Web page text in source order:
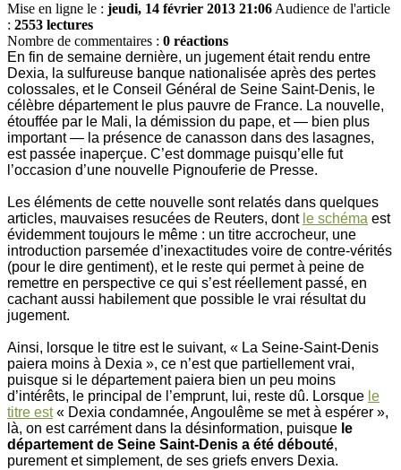
Mise en ligne le : jeudi, 14 février 2013 21:06 Audience de l'article
: 2553 lectures
Nombre de commentaires : 0 réactions
En fin de semaine dernière, un jugement était rendu entre
Dexia, la sulfureuse banque nationalisée après des pertes
colossales, et le Conseil Général de Seine Saint-Denis, le
célèbre département le plus pauvre de France. La nouvelle,
étouffée par le Mali, la démission du pape, et — bien plus
important — la présence de canasson dans des lasagnes,
est passée inaperçue. C’est dommage puisqu’elle fut
l’occasion d’une nouvelle Pignouferie de Presse.
Les éléments de cette nouvelle sont relatés dans quelques
articles, mauvaises resucées de Reuters, dont le schéma est
évidemment toujours le même : un titre accrocheur, une
introduction parsemée d’inexactitudes voire de contre-vérités
(pour le dire gentiment), et le reste qui permet à peine de
remettre en perspective ce qui s’est réellement passé, en
cachant aussi habilement que possible le vrai résultat du
jugement.
Ainsi, lorsque le titre est le suivant, « La Seine-Saint-Denis
paiera moins à Dexia », ce n’est que partiellement vrai,
puisque si le département paiera bien un peu moins
d’intérêts, le principal de l’emprunt, lui, reste dû. Lorsque le
titre est« Dexia condamnée, Angoulême se met à espérer »,
là, on est carrément dans la désinformation, puisque le
département de Seine Saint-Denis a été débouté,
purement et simplement, de ses griefs envers Dexia.